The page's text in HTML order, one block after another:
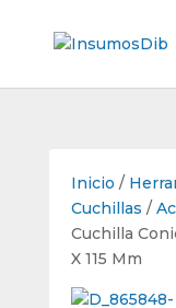
Inicio /
Cuchillas /
Cuchilla
X 115 Mm